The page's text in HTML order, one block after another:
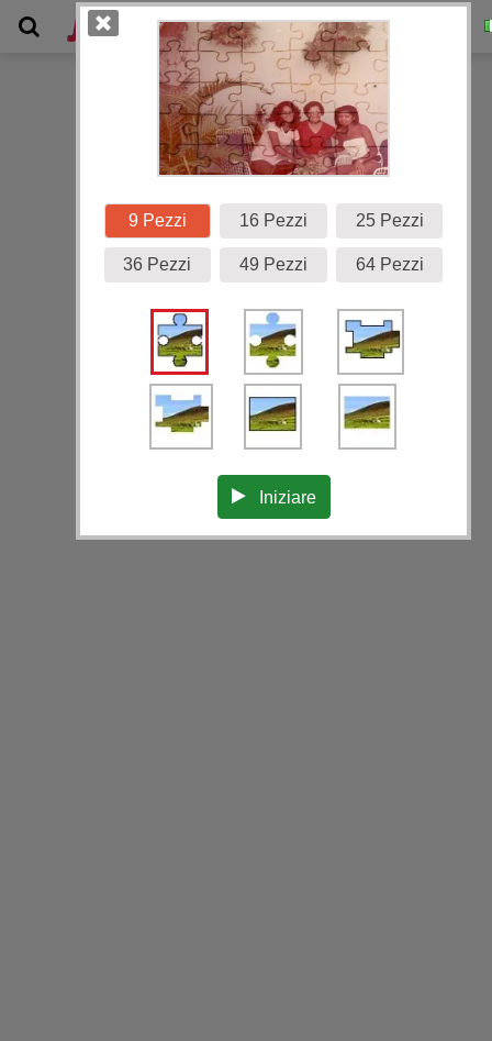
Galleria
9 Pezzi 16 Pezzi 25 Pezzi
36 Pezzi 49 Pezzi 64 Pezzi
Iniziare